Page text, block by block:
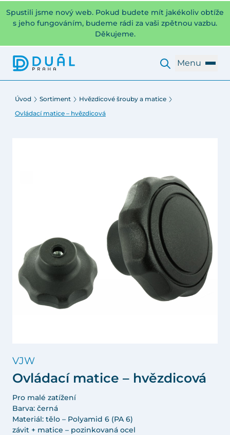
Spustili jsme nový web. Pokud budete mít jakékoliv obtíže
s jeho fungováním, budeme rádi za vaši zpětnou vazbu.
Děkujeme.
Menu
Úvod Sortiment
Hvězdicové šrouby a matice
Ovládací matice – hvězdicová
VJW
Ovládací matice – hvězdicová
Pro malé zatížení
Barva: černá
Materiál: tělo – Polyamid 6 (PA 6)
závit + matice – pozinkovaná ocel